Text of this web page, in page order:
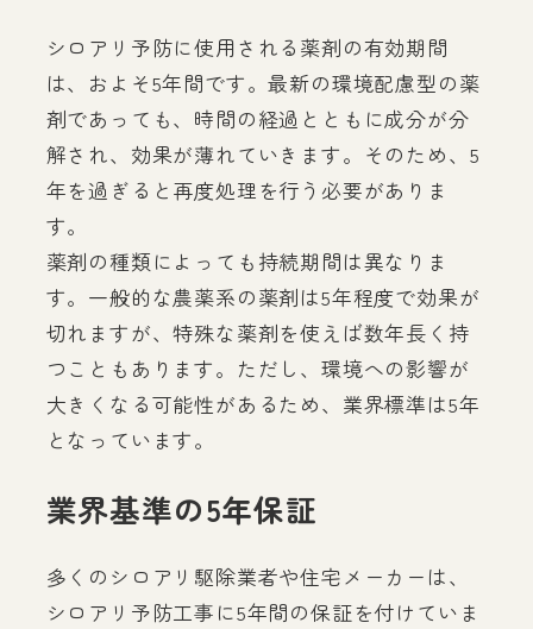
シロアリ予防に使用される薬剤の有効期間
は、およそ5年間です。最新の環境配慮型の薬
剤であっても、時間の経過とともに成分が分
解され、効果が薄れていきます。そのため、5
年を過ぎると再度処理を行う必要がありま
す。
薬剤の種類によっても持続期間は異なりま
す。一般的な農薬系の薬剤は5年程度で効果が
切れますが、特殊な薬剤を使えば数年長く持
つこともあります。ただし、環境への影響が
大きくなる可能性があるため、業界標準は5年
となっています。
業界基準の5年保証
多くのシロアリ駆除業者や住宅メーカーは、
シロアリ予防工事に5年間の保証を付けていま